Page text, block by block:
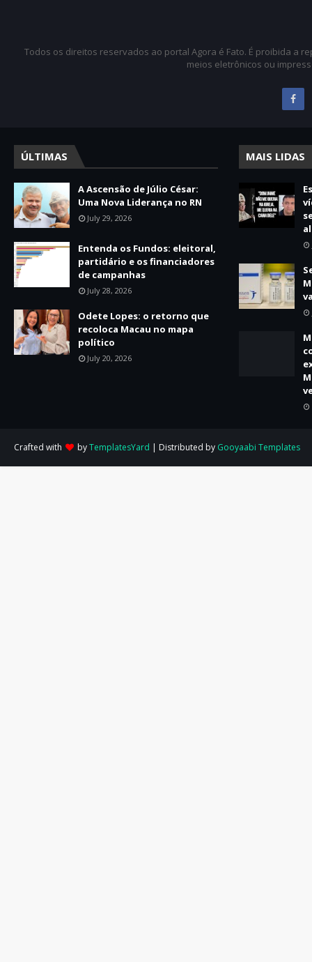
Todos os direitos reservados ao portal Agora é Fato. É proibida a
meios eletrônicos ou
ÚLTIMAS
A Ascensão de Júlio César:
Uma Nova Liderança no RN
July 29, 2026
Entenda os Fundos: eleitoral,
partidário e os financiadores
de campanhas
July 28, 2026
Odete Lopes: o retorno que
recoloca Macau no mapa
político
July 20, 2026
MAIS LIDAS
Crafted with byTemplatesYard | Distributed by Gooyaabi Templates